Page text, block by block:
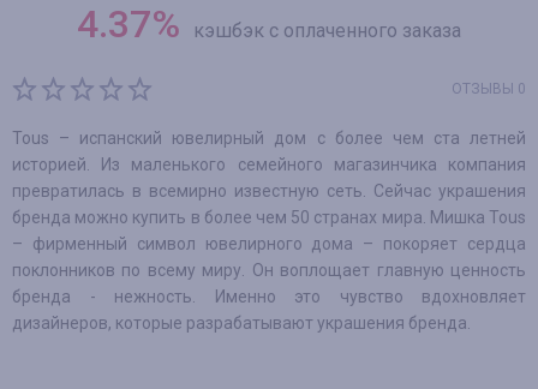
4.37% кэшбэк с оплаченного заказа
ОТЗЫВЫ 0
Tous – испанский ювелирный дом с более чем ста летней
историей. Из маленького семейного магазинчика компания
превратилась в всемирно известную сеть. Сейчас украшения
бренда можно купить в более чем 50 странах мира. Мишка Tous
– фирменный символ ювелирного дома – покоряет сердца
поклонников по всему миру. Он воплощает главную ценность
бренда - нежность. Именно это чувство вдохновляет
дизайнеров, которые разрабатывают украшения бренда.